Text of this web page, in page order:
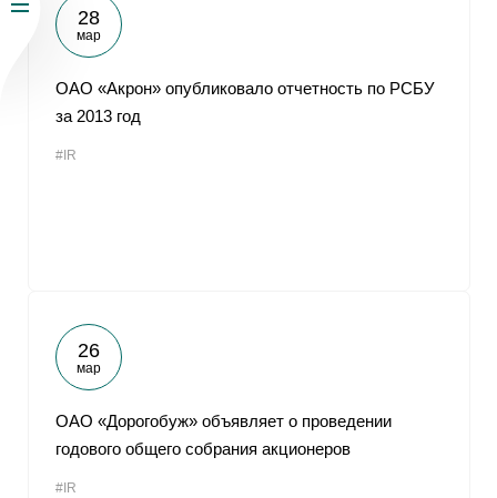
28
мар
ОАО «Акрон» опубликовало отчетность по РСБУ
за 2013 год
#IR
26
мар
ОАО «Дорогобуж» объявляет о проведении
годового общего собрания акционеров
#IR